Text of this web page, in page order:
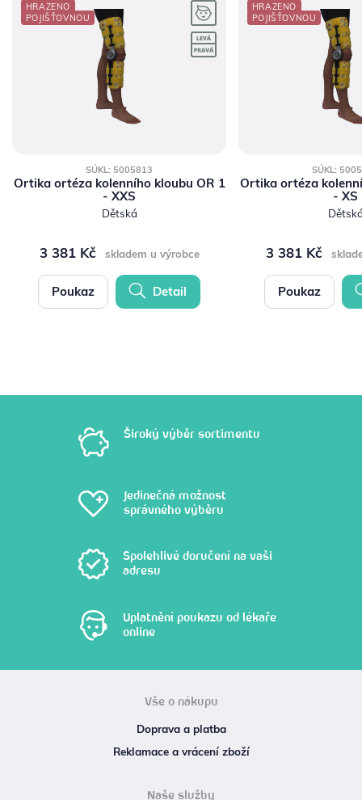
HRAZENO
POJIŠŤOVNOU
SÚKL: 5005813
Ortika ortéza kolenního kloubu OR 1
- XXS
Dětská
3 381 Kč skladem u výrobce
Poukaz Detail
HRAZENO
POJIŠŤOVNOU
SÚKL:
Ortika ortéza
- XS
3 381 Kč
Poukaz
Široký výběr sortimentu
Jedinečná možnost
správného výběru
Spolehlivé doručení na vaši
adresu
Uplatnění poukazu od lékaře
online
Vše o nákupu
Doprava a platba
Reklamace a vrácení zboží
Naše služby